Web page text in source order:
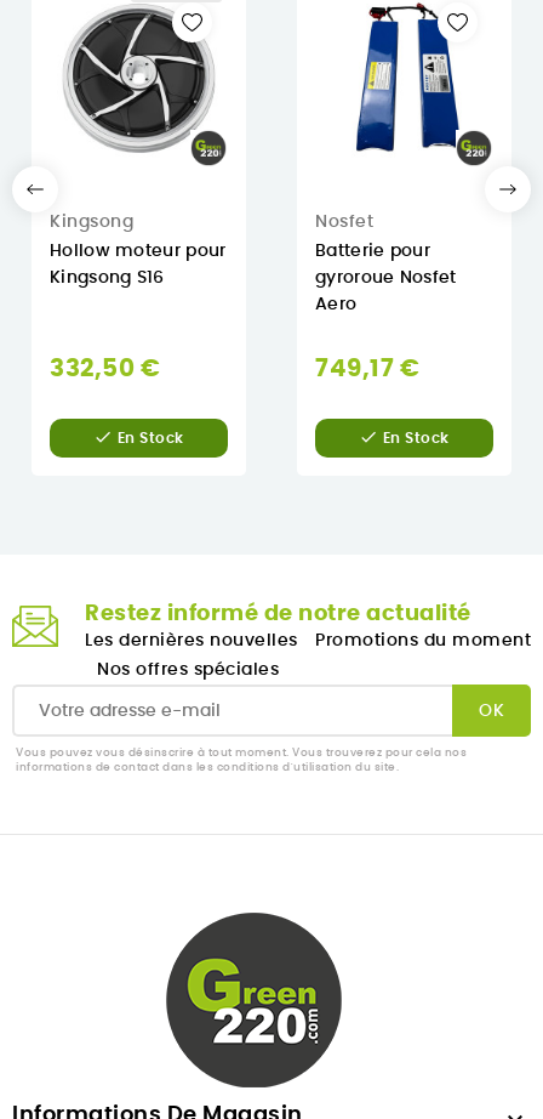
Kingsong
Hollow moteur pour
Kingsong S16
332,50 €
 En Stock
Nosfet
Batterie pour
gyroroue Nosfet
Aero
749,17 €
 En Stock
Restez informé de notre actualité
Les dernières nouvelles
Promotions du moment
Nos offres spéciales
Vous pouvez vous désinscrire à tout moment. Vous trouverez pour cela nos
informations de contact dans les conditions d'utilisation du site.